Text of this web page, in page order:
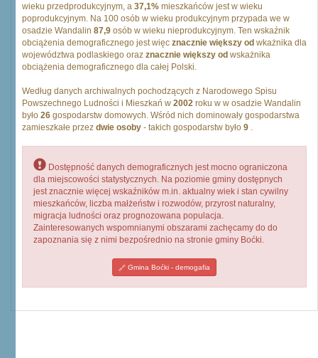
wieku przedprodukcyjnym, a 37,1% mieszkańców jest w wieku
poprodukcyjnym. Na 100 osób w wieku produkcyjnym przypada we w
osadzie Wandalin 87,9 osób w wieku nieprodukcyjnym. Ten wskaźnik
obciążenia demograficznego jest więc znacznie większy od wkażnika dla
województwa podlaskiego oraz znacznie większy od wskażnika
obciążenia demograficznego dla całej Polski.
Według danych archiwalnych pochodzących z Narodowego Spisu
Powszechnego Ludności i Mieszkań w 2002 roku w w osadzie Wandalin
było 26 gospodarstw domowych. Wśród nich dominowały gospodarstwa
zamieszkałe przez dwie osoby - takich gospodarstw było 9 .
Dostępność danych demograficznych jest mocno ograniczona
dla miejscowości statystycznych. Na poziomie gminy dostępnych
jest znacznie więcej wskaźników m.in. aktualny wiek i stan cywilny
mieszkańców, liczba małżeństw i rozwodów, przyrost naturalny,
migracja ludności oraz prognozowana populacja.
Zainteresowanych wspomnianymi obszarami zachęcamy do do
zapoznania się z nimi bezpośrednio na stronie gminy Boćki.
Gmina Boćki - demogafia